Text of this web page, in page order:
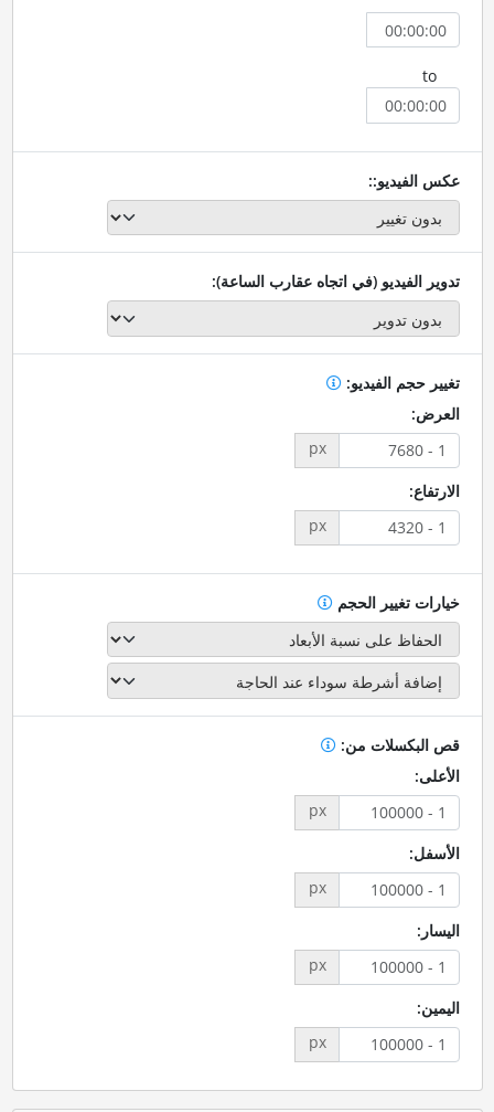
to
عكس الفيديو::
تدوير الفيديو (في اتجاه عقارب الساعة):
تغيير حجم الفيديو:
العرض:
px
الارتفاع:
px
خيارات تغيير الحجم
قص البكسلات من:
الأعلى:
px
الأسفل:
px
اليسار:
px
اليمين:
px